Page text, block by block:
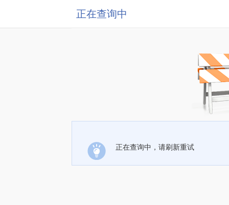
正在查询中
正在查询中，请刷新重试